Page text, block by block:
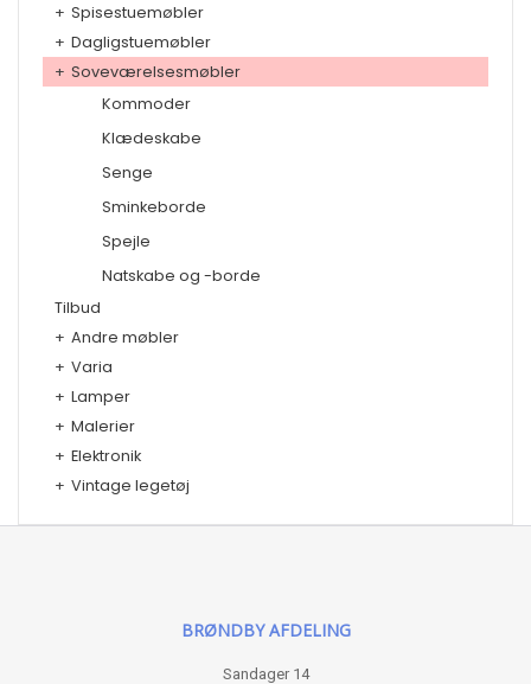
+ Spisestuemøbler
+ Dagligstuemøbler
+ Soveværelsesmøbler
Kommoder
Klædeskabe
Senge
Sminkeborde
Spejle
Natskabe og -borde
Tilbud
+ Andre møbler
+ Varia
+ Lamper
+ Malerier
+ Elektronik
+ Vintage legetøj
BRØNDBY AFDELING
Sandager 14